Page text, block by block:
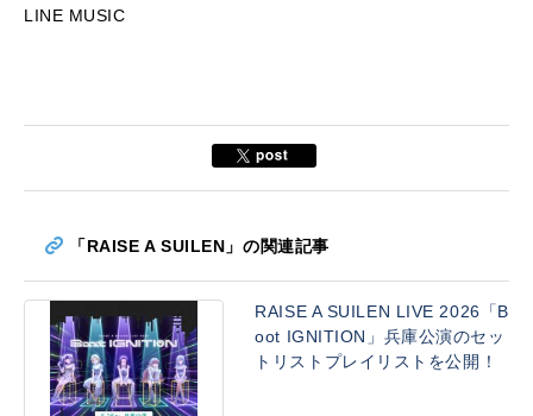
LINE MUSIC
「RAISE A SUILEN」の関連記事
RAISE A SUILEN LIVE 2026「B
oot IGNITION」兵庫公演のセッ
トリストプレイリストを公開！